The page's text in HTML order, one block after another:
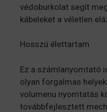
védoburkolat segít
kábeleket a véletlen
Hosszú élettartam
Ez a számlanyomtató
olyan forgalmas
volumenu nyomtatás
továbbfejlesztett